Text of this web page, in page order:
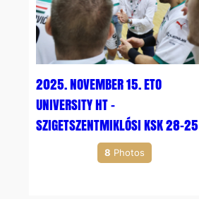
2025. NOVEMBER 15. ETO
UNIVERSITY HT –
SZIGETSZENTMIKLÓSI KSK 28-25
8 Photos